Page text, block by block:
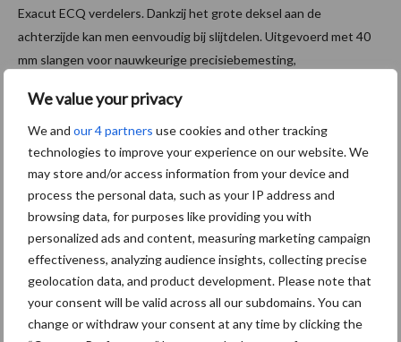
We value your privacy
We and our 4 partners use cookies and other tracking
technologies to improve your experience on our website. We
may store and/or access information from your device and
process the personal data, such as your IP address and
browsing data, for purposes like providing you with
personalized ads and content, measuring marketing campaign
effectiveness, analyzing audience insights, collecting precise
geolocation data, and product development. Please note that
your consent will be valid across all our subdomains. You can
change or withdraw your consent at any time by clicking the
Exacut ECQ verdelers. Dankzij het grote deksel aan de
achterzijde kan men eenvoudig bij slijtdelen. Uitgevoerd met 40
mm slangen voor nauwkeurige precisiebemesting,